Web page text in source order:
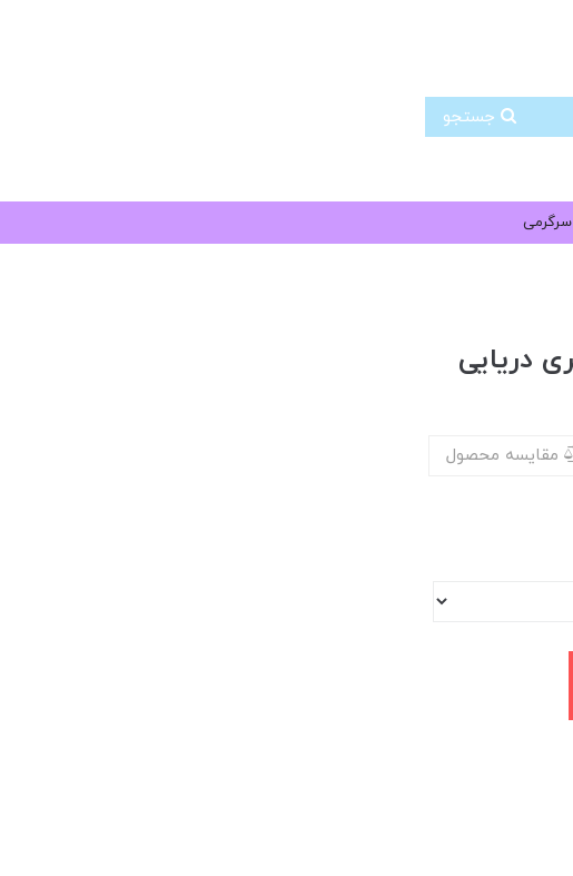
سرگرمی
دریایی
مقایسه محصول